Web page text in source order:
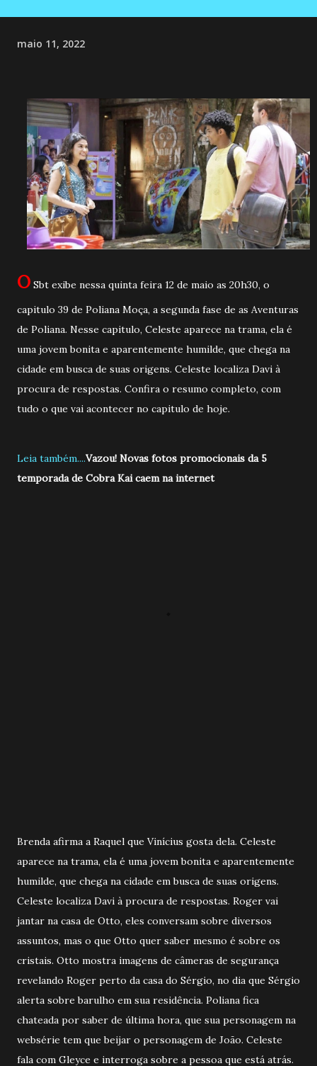
maio 11, 2022
O Sbt exibe nessa quinta feira 12 de maio as 20h30, o
capitulo 39 de Poliana Moça, a segunda fase de as Aventuras
de Poliana. Nesse capitulo, Celeste aparece na trama, ela é
uma jovem bonita e aparentemente humilde, que chega na
cidade em busca de suas origens. Celeste localiza Davi à
procura de respostas. Confira o resumo completo, com
tudo o que vai acontecer no capitulo de hoje.
Leia também....Vazou! Novas fotos promocionais da 5
temporada de Cobra Kai caem na internet
Brenda afirma a Raquel que Vinícius gosta dela. Celeste
aparece na trama, ela é uma jovem bonita e aparentemente
humilde, que chega na cidade em busca de suas origens.
Celeste localiza Davi à procura de respostas. Roger vai
jantar na casa de Otto, eles conversam sobre diversos
assuntos, mas o que Otto quer saber mesmo é sobre os
cristais. Otto mostra imagens de câmeras de segurança
revelando Roger perto da casa do Sérgio, no dia que Sérgio
alerta sobre barulho em sua residência. Poliana fica
chateada por saber de última hora, que sua personagem na
websérie tem que beijar o personagem de João. Celeste
fala com Gleyce e interroga sobre a pessoa que está atrás.